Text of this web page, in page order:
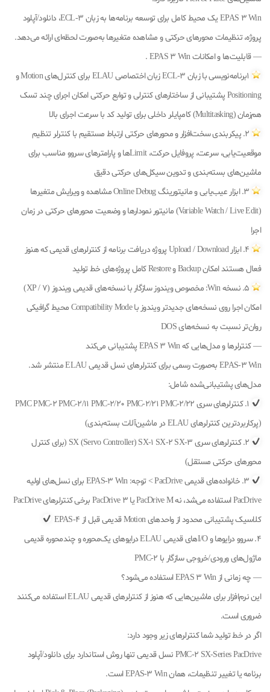
EPAS 3 Win یک محیط کامل برای توسعه برنامه‌ها به زبان ECL-3، دانلود/آپلود
پروژه، تنظیمات محورهای حرکتی و مشاهده متغیرها به‌صورت لحظه‌ای ارائه می‌دهد.
— قابلیت‌ها و امکانات EPAS 3 Win .
1برنامه‌نویسی با زبان ECL-3 زبان اختصاصی ELAU برای کنترل‌های Motion و
Positioning پشتیبانی از ساختارهای کنترلی و توابع حرکتی امکان اجرای چند تسک
هم‌زمان (Multitasking) کامپایلر داخلی برای تولید کد با سرعت اجرای بالا
2. پیکربندی سخت‌افزار و محورهای حرکتی ارتباط مستقیم با کنترلر تنظیم
موقعیت‌یابی، سرعت، پروفایل حرکت، Limitها و پارامترهای سروو مناسب برای
ماشین‌های بسته‌بندی و تدوین سیکل‌های حرکتی دقیق
3. ابزار عیب‌یابی و مانیتورینگ Online Debug مشاهده و ویرایش متغیرها
(Variable Watch / Live Edit) مانیتور نمودارها و وضعیت محورهای حرکتی در زمان
اجرا
4. ابزار Upload / Download پروژه دریافت برنامه از کنترلرهای قدیمی که هنوز
فعال هستند امکان Backup و Restore کامل پروژه‌های خط تولید
5. نسخه Win: مخصوص ویندوز سازگار با نسخه‌های قدیمی ویندوز (XP / 7)
امکان اجرا روی نسخه‌های جدیدتر ویندوز با Compatibility Mode محیط گرافیکی
روان‌تر نسبت به نسخه‌های DOS
— کنترلرها و مدل‌هایی که EPAS 3 Win پشتیبانی می‌کند
EPAS-3 Win به‌صورت رسمی برای کنترلرهای نسل قدیمی ELAU منتشر شد.
مدل‌های پشتیبانی‌شده شامل:
1. کنترلرهای سری PMC PMC-2 PMC-2/11 PMC-2/20 PMC-2/21 PMC-2/22
(پرکاربردترین کنترلرهای ELAU در ماشین‌آلات بسته‌بندی)
2. کنترلرهای سری SX (Servo Controller) SX-1 SX-2 SX-3 (برای کنترل
محورهای حرکتی مستقل)
3. خانواده‌های قدیمی PacDrive > توجه: EPAS-3 Win برای نسل‌های اولیه
PacDrive استفاده می‌شد، نه PacDrive M یا PacDrive 3 برخی کنترلرهای PacDrive
کلاسیک پشتیبانی محدود از واحدهای Motion قدیمی قبل از EPAS-4
4. سروو درایوها و I/O‌های قدیمی ELAU درایوهای یک‌محوره و چندمحوره قدیمی
ماژول‌های ورودی/خروجی سازگار با PMC-2
— چه زمانی از EPAS 3 Win استفاده می‌شود؟
این نرم‌افزار برای ماشین‌هایی که هنوز از کنترلرهای قدیمی ELAU استفاده می‌کنند
ضروری است.
اگر در خط تولید شما کنترلرهای زیر وجود دارد:
PMC-2 SX-Series PacDrive نسل قدیمی تنها روش استاندارد برای دانلود/آپلود
برنامه یا تغییر تنظیمات، همان EPAS-3 Win است.